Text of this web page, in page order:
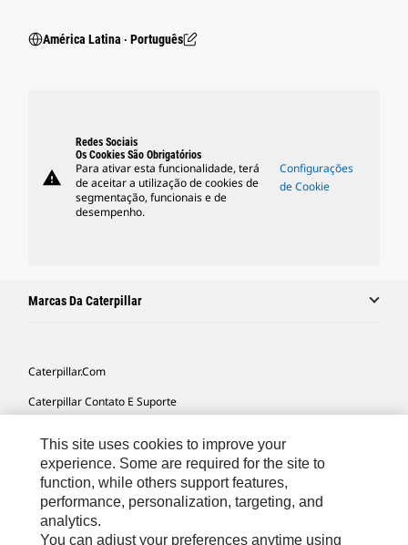
América Latina ‧ Português
warning
Redes Sociais
Os Cookies São Obrigatórios
Para ativar esta funcionalidade, terá
de aceitar a utilização de cookies de
segmentação, funcionais e de
desempenho.
Configurações
de Cookie
Marcas Da Caterpillar
Caterpillar.com
Caterpillar Contato E Suporte
Mapa Do Local
Cookie Settings
Legal
This site uses cookies to improve your
experience. Some are required for the site to
function, while others support features,
performance, personalization, targeting, and
analytics.
You can adjust your preferences anytime using